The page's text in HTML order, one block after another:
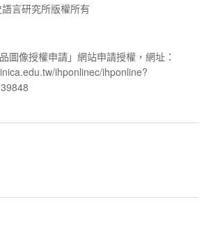
言研究所版權所有
圖像授權申請」網站申請授權，網址：
ihponlinec/ihponline?